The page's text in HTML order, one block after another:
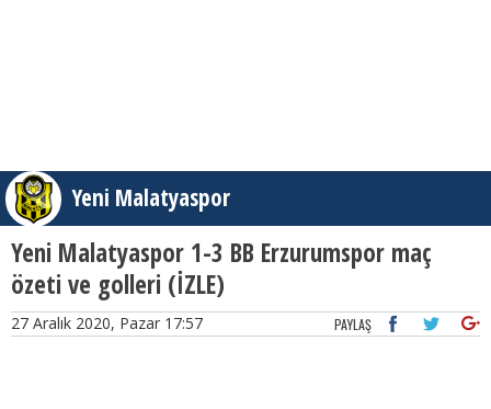
Yeni Malatyaspor
Yeni Malatyaspor 1-3 BB Erzurumspor maç
özeti ve golleri (İZLE)
27 Aralık 2020, Pazar 17:57 PAYLAŞ